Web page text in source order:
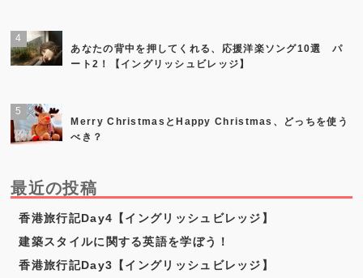
あなたの背中を押してくれる、応援洋楽ソング10選 パ
ート2！【イングリッシュビレッジ】
Merry ChristmasとHappy Christmas、どっちを使う
べき？
最近の投稿
香港旅行記Day4【イングリッシュビレッジ】
建築スタイルに関する英語を学ぼう！
香港旅行記Day3【イングリッシュビレッジ】